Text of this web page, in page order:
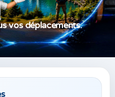
vos déplacements.